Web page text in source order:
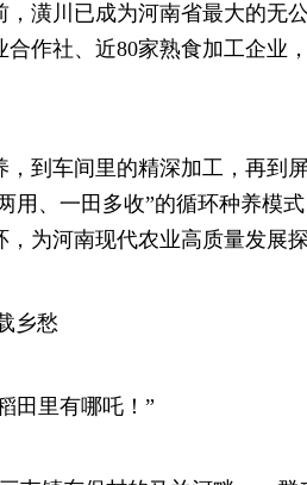
潢川已成为河南省最大的无
合作社、近80家熟食加工企业
车间里的精深加工，再到
用、一田多收”的循环种养模
，为河南现代农业高质量发展
乡愁
里有哪吒！”